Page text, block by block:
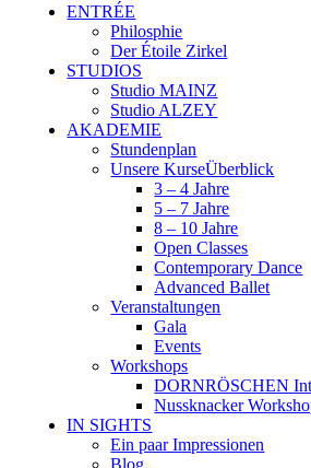
ENTRÉE
Philosphie
Der Étoile Zirkel
STUDIOS
Studio MAINZ
Studio ALZEY
AKADEMIE
Stundenplan
Unsere KurseÜberblick
3 – 4 Jahre
5 – 7 Jahre
8 – 10 Jahre
Open Classes
Contemporary Dance
Advanced Ballet
Veranstaltungen
Gala
Events
Workshops
DORNRÖSCHEN
Nussknacker
IN SIGHTS
Ein paar Impressionen
Blog